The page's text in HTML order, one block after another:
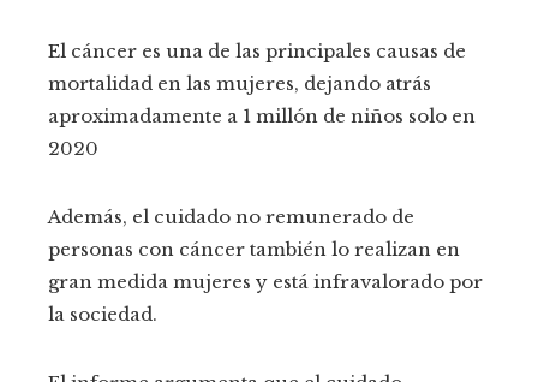
El cáncer es una de las principales causas de
mortalidad en las mujeres, dejando atrás
aproximadamente a 1 millón de niños solo en
2020
Además, el cuidado no remunerado de
personas con cáncer también lo realizan en
gran medida mujeres y está infravalorado por
la sociedad.